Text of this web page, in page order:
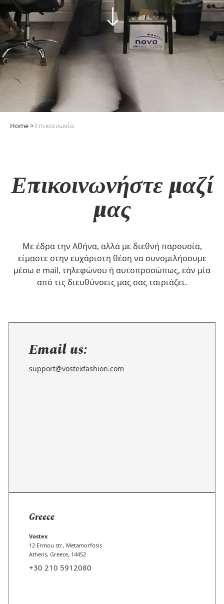
Home> Επικοινωνία
Επικοινωνήστε μαζί
μας
Με έδρα την Αθήνα, αλλά με διεθνή παρουσία,
είμαστε στην ευχάριστη θέση να συνομιλήσουμε
μέσω e mail, τηλεφώνου ή αυτοπροσώπως, εάν μία
από τις διευθύνσεις μας σας ταιριάζει.
Email us:
support@vostexfashion.com
Greece
Vostex
12 Ermou str., Metamorfosis
Athens, Greece, 14452
+30 210 5912080